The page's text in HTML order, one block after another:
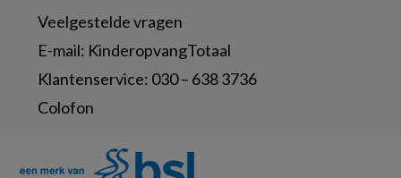
Veelgestelde vragen
E-mail: KinderopvangTotaal
Klantenservice: 030 – 638 3736
Colofon